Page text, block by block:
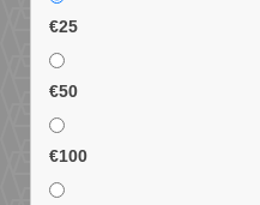
€25
€50
€100